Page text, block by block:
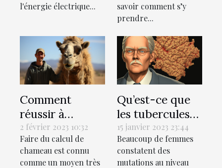
l'énergie électrique...
savoir comment s’y
prendre...
Comment
réussir à
estimer votre
valeur en
chameaux ?
2 février 2023 10:32
Faire du calcul de
chameau est connu
comme un moyen très
Qu’est-ce que
les tubercules
ou les glandes
de
Montgomery ?
15 janvier 2023 23:44
Beaucoup de femmes
constatent des
mutations au niveau